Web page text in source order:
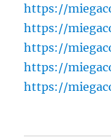
https://
https://
https://
https://
https://